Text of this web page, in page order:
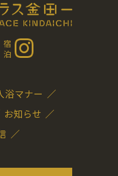
宿 泊
浴マナー
お知らせ